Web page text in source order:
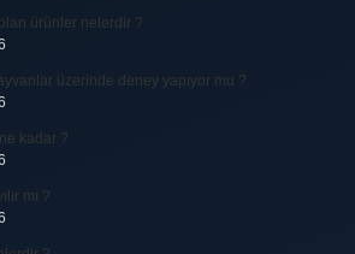
olan ürünler nelerdir ?
üzerinde deney yapıyor mu ?
kadar ?
mı ?